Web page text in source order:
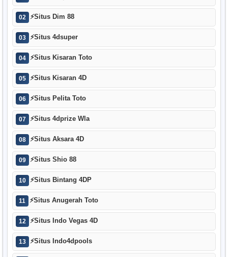
02 ⚡Situs Dim 88
03 ⚡Situs 4dsuper
04 ⚡Situs Kisaran Toto
05 ⚡Situs Kisaran 4D
06 ⚡Situs Pelita Toto
07 ⚡Situs 4dprize Wla
08 ⚡Situs Aksara 4D
09 ⚡Situs Shio 88
10 ⚡Situs Bintang 4DP
11 ⚡Situs Anugerah Toto
12 ⚡Situs Indo Vegas 4D
13 ⚡Situs Indo4dpools